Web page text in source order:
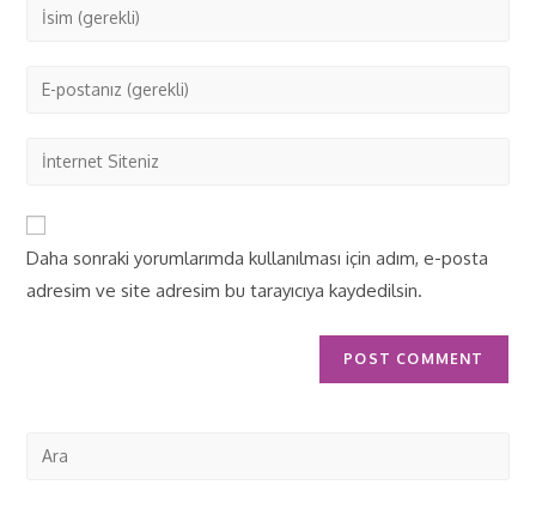
Daha sonraki yorumlarımda kullanılması için adım, e-posta
adresim ve site adresim bu tarayıcıya kaydedilsin.